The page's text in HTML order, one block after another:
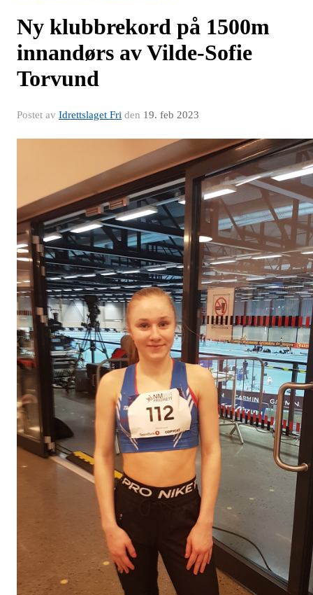
Ny klubbrekord på 1500m
innandørs av Vilde-Sofie
Torvund
Postet av Idrettslaget Fri den 19. feb 2023